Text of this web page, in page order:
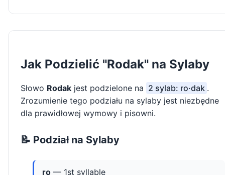
Jak Podzielić "Rodak" na Sylaby
Słowo Rodak jest podzielone na 2 sylab: ro·dak .
Zrozumienie tego podziału na sylaby jest niezbędne
dla prawidłowej wymowy i pisowni.
📝 Podział na Sylaby
ro — 1st syllable